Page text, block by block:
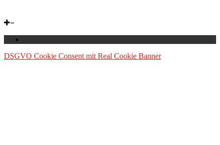
DSGVO Cookie Consent mit Real Cookie Banner